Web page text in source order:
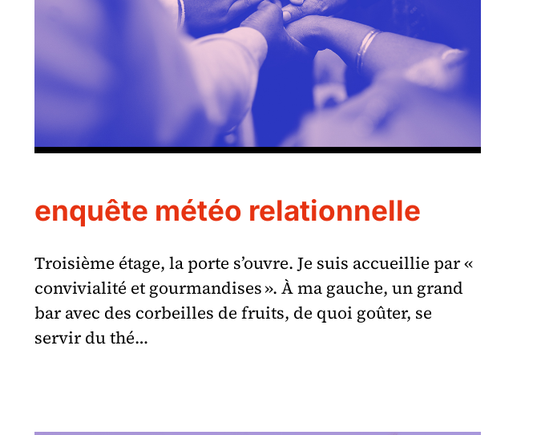
enquête météo relationnelle
Troisième étage, la porte s’ouvre. Je suis accueillie par «
convivialité et gourmandises ». À ma gauche, un grand
bar avec des corbeilles de fruits, de quoi goûter, se
servir du thé…